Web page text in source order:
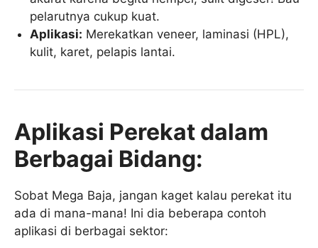
pelarutnya cukup kuat.
Aplikasi: Merekatkan veneer, laminasi (HPL),
kulit, karet, pelapis lantai.
Aplikasi Perekat dalam
Berbagai Bidang:
Sobat Mega Baja, jangan kaget kalau perekat itu
ada di mana-mana! Ini dia beberapa contoh
aplikasi di berbagai sektor: